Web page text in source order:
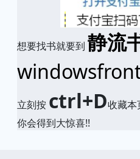
想要找书就要到 静流
立刻按 ctrl+D收藏本
你会得到大惊喜!!